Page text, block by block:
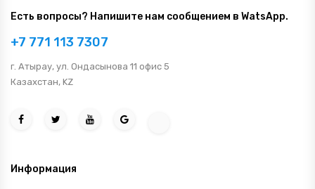
Есть вопросы? Напишите нам сообщением в WatsApp.
+7 771 113 7307
г. Атырау, ул. Ондасынова 11 офис 5
Казахстан, KZ
Информация